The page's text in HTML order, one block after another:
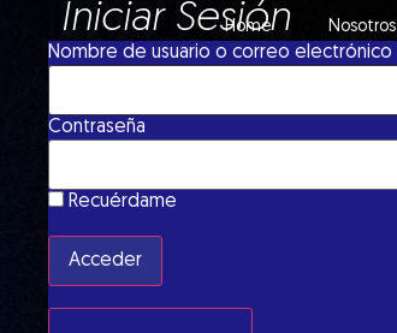
Home Nosotros
Iniciar Sesión
Nombre de usuario o correo electrónico
Contraseña
Recuérdame